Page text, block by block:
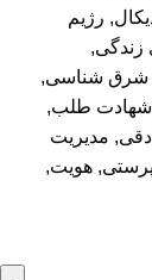
, رژیم
,
شرق شناسی,
طلب,
, مدیریت
, هویت,